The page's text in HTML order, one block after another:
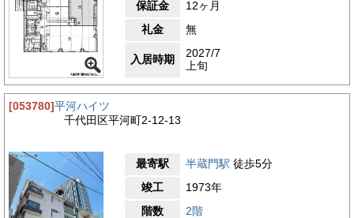
保証金
12ヶ月
礼金
無
入居時期
2027/7
上旬
[053780]平河ハイツ
千代田区平河町2-12-13
最寄駅 半蔵門駅 徒歩5分
竣工
1973年
階数
2階